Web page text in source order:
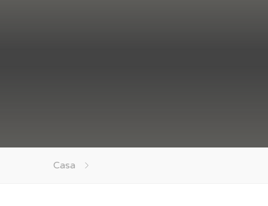
Casa